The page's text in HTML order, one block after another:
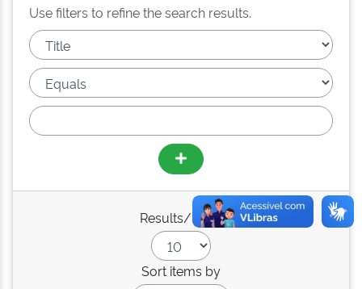
Use filters to refine the search results.
Results/Page
Sort items by